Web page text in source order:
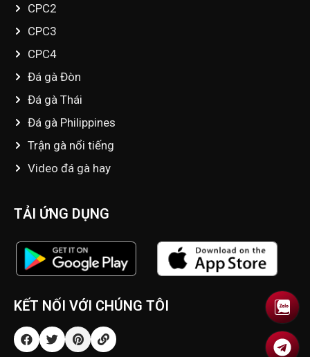
CPC2
CPC3
CPC4
Đá gà Đòn
Đá gà Thái
Đá gà Philippines
Trận gà nổi tiếng
Video đá gà hay
TẢI ỨNG DỤNG
KẾT NỐI VỚI CHÚNG TÔI